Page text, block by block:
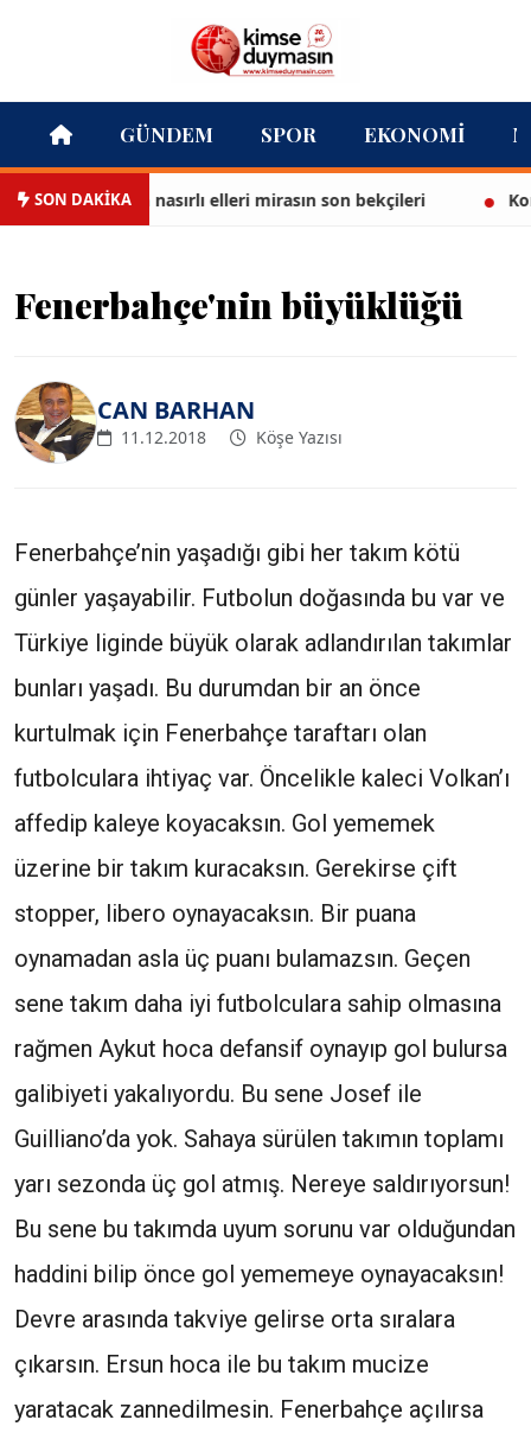
GÜNDEM SPOR EKONOMI
SON DAKİKA
Tarihi çarşının nasırlı elleri mirasın son bekçileri
Fenerbahçe'nin büyüklüğü
CAN BARHAN
11.12.2018 Köşe Yazısı
Fenerbahçe’nin yaşadığı gibi her takım kötü
günler yaşayabilir. Futbolun doğasında bu var ve
Türkiye liginde büyük olarak adlandırılan takımlar
bunları yaşadı. Bu durumdan bir an önce
kurtulmak için Fenerbahçe taraftarı olan
futbolculara ihtiyaç var. Öncelikle kaleci Volkan’ı
affedip kaleye koyacaksın. Gol yememek
üzerine bir takım kuracaksın. Gerekirse çift
stopper, libero oynayacaksın. Bir puana
oynamadan asla üç puanı bulamazsın. Geçen
sene takım daha iyi futbolculara sahip olmasına
rağmen Aykut hoca defansif oynayıp gol bulursa
galibiyeti yakalıyordu. Bu sene Josef ile
Guilliano’da yok. Sahaya sürülen takımın toplamı
yarı sezonda üç gol atmış. Nereye saldırıyorsun!
Bu sene bu takımda uyum sorunu var olduğundan
haddini bilip önce gol yememeye oynayacaksın!
Devre arasında takviye gelirse orta sıralara
çıkarsın. Ersun hoca ile bu takım mucize
yaratacak zannedilmesin. Fenerbahçe açılırsa